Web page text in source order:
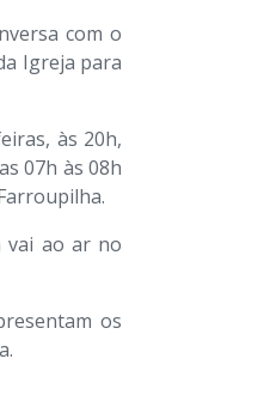
com o
Igreja para
às 20h,
07h às 08h
vai ao ar no
os